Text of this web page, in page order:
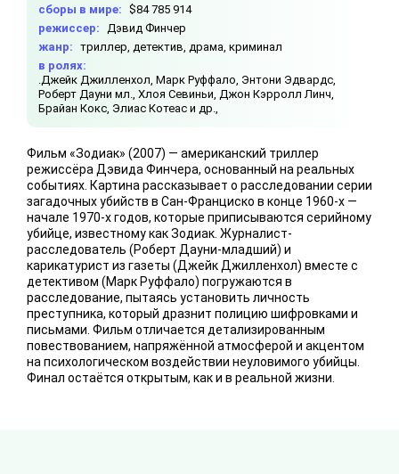
сборы в мире: $84 785 914
режиссер: Дэвид Финчер
жанр: триллер, детектив, драма, криминал
в ролях:
.Джейк Джилленхол, Марк Руффало, Энтони Эдвардс,
Роберт Дауни мл., Хлоя Севиньи, Джон Кэрролл Линч,
Брайан Кокс, Элиас Котеас и др.,
Фильм «Зодиак» (2007) — американский триллер
режиссёра Дэвида Финчера, основанный на реальных
событиях. Картина рассказывает о расследовании серии
загадочных убийств в Сан-Франциско в конце 1960-х —
начале 1970-х годов, которые приписываются серийному
убийце, известному как Зодиак. Журналист-
расследователь (Роберт Дауни-младший) и
карикатурист из газеты (Джейк Джилленхол) вместе с
детективом (Марк Руффало) погружаются в
расследование, пытаясь установить личность
преступника, который дразнит полицию шифровками и
письмами. Фильм отличается детализированным
повествованием, напряжённой атмосферой и акцентом
на психологическом воздействии неуловимого убийцы.
Финал остаётся открытым, как и в реальной жизни.